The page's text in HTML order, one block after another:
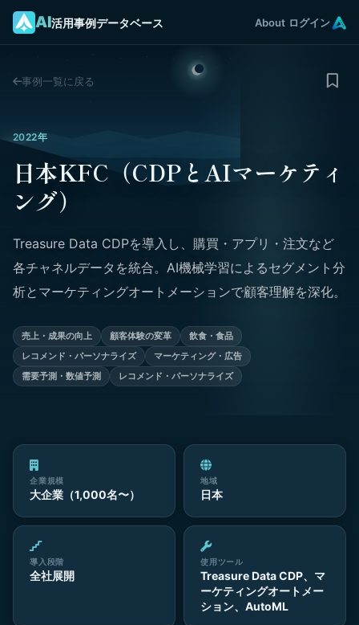
AI活用事例データベース About ログイン
事例一覧に戻る
2022年
日本KFC（CDPとAIマーケティ
ング）
Treasure Data CDPを導入し、購買・アプリ・注文など
各チャネルデータを統合。AI機械学習によるセグメント分
析とマーケティングオートメーションで顧客理解を深化。
売上・成果の向上 顧客体験の変革
飲食・食品
レコメンド・パーソナライズ
マーケティング・広告
需要予測・数値予測
レコメンド・パーソナライズ
企業規模
大企業（1,000名〜）
地域
日本
導入段階
全社展開
使用ツール
Treasure Data CDP、マ
ーケティングオートメー
ション、AutoML